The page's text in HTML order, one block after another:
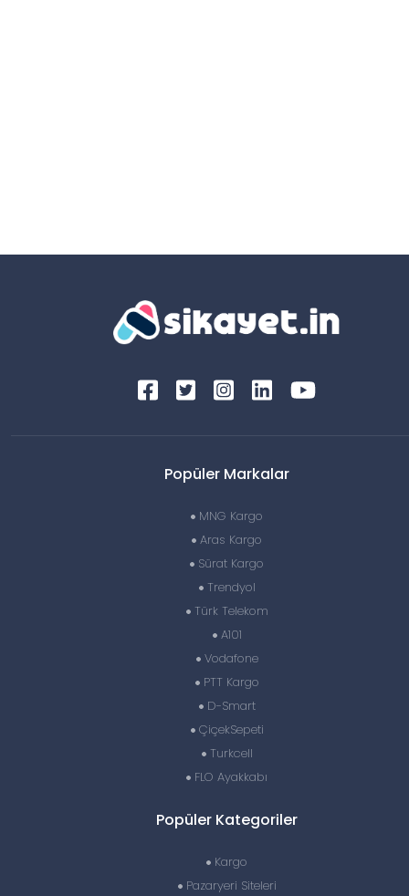
Popüler Markalar
MNG Kargo
Aras Kargo
Sürat Kargo
Trendyol
Türk Telekom
A101
Vodafone
PTT Kargo
D-Smart
ÇiçekSepeti
Turkcell
FLO Ayakkabı
Popüler Kategoriler
Kargo
Pazaryeri Siteleri